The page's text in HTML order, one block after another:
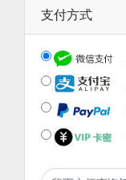
支付方式